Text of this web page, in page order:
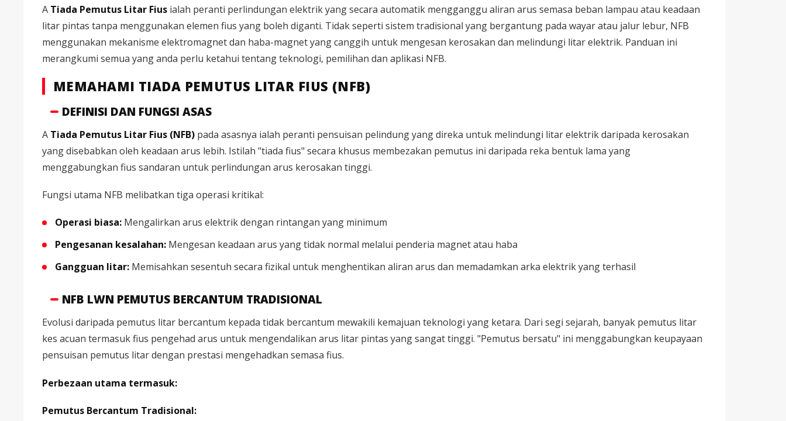
A Tiada Pemutus Litar Fius ialah peranti perlindungan elektrik yang secara automatik mengganggu aliran arus semasa beban lampau atau keadaan
litar pintas tanpa menggunakan elemen fius yang boleh diganti. Tidak seperti sistem tradisional yang bergantung pada wayar atau jalur lebur, NFB
menggunakan mekanisme elektromagnet dan haba-magnet yang canggih untuk mengesan kerosakan dan melindungi litar elektrik. Panduan ini
merangkumi semua yang anda perlu ketahui tentang teknologi, pemilihan dan aplikasi NFB.
MEMAHAMI TIADA PEMUTUS LITAR FIUS (NFB)
DEFINISI DAN FUNGSI ASAS
A Tiada Pemutus Litar Fius (NFB) pada asasnya ialah peranti pensuisan pelindung yang direka untuk melindungi litar elektrik daripada kerosakan
yang disebabkan oleh keadaan arus lebih. Istilah "tiada fius" secara khusus membezakan pemutus ini daripada reka bentuk lama yang
menggabungkan fius sandaran untuk perlindungan arus kerosakan tinggi.
Fungsi utama NFB melibatkan tiga operasi kritikal:
Operasi biasa: Mengalirkan arus elektrik dengan rintangan yang minimum
Pengesanan kesalahan: Mengesan keadaan arus yang tidak normal melalui penderia magnet atau haba
Gangguan litar: Memisahkan sesentuh secara fizikal untuk menghentikan aliran arus dan memadamkan arka elektrik yang terhasil
NFB LWN PEMUTUS BERCANTUM TRADISIONAL
Evolusi daripada pemutus litar bercantum kepada tidak bercantum mewakili kemajuan teknologi yang ketara. Dari segi sejarah, banyak pemutus litar
kes acuan termasuk fius pengehad arus untuk mengendalikan arus litar pintas yang sangat tinggi. "Pemutus bersatu" ini menggabungkan keupayaan
pensuisan pemutus litar dengan prestasi mengehadkan semasa fius.
Perbezaan utama termasuk:
Pemutus Bercantum Tradisional: